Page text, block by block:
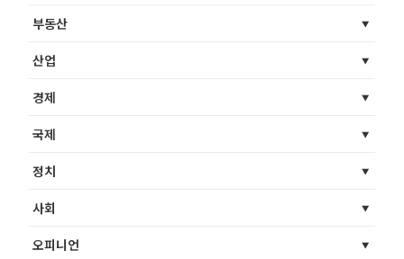
부동산
산업
경제
국제
정치
사회
오피니언